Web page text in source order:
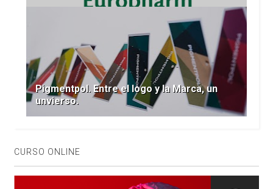
Pigmentpol. Entre el logo y la Marca, un
unvierso.
CURSO ONLINE